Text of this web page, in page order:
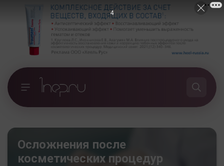
Осложнения после
косметических процедур
3